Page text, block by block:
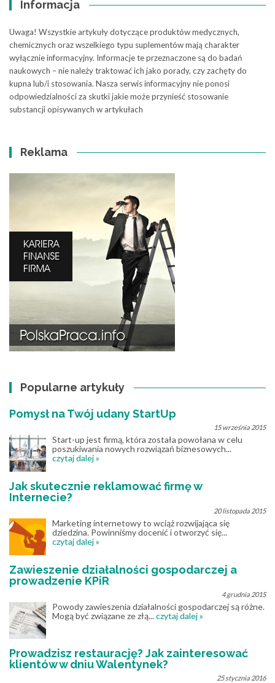
Informacja
Uwaga! Wszystkie artykuły dotyczące produktów medycznych,
chemicznych oraz wszelkiego typu suplementów mają charakter
wyłącznie informacyjny. Informacje te przeznaczone są do badań
naukowych – nie należy traktować ich jako porady, czy zachęty do
kupna lub/i stosowania. Nasza serwis informacyjny nie ponosi
odpowiedzialności za skutki jakie może przynieść stosowanie
substancji opisywanych w artykułach
Reklama
Popularne artykuły
Pomysł na Twój udany StartUp
15 września 2015
Start-up jest firmą, która została powołana w celu
poszukiwania nowych rozwiązań biznesowych...
czytaj dalej »
Jak skutecznie reklamować firmę w
Internecie?
20 listopada 2015
Marketing internetowy to wciąż rozwijająca się
dziedzina. Powinniśmy docenić i otworzyć się...
czytaj dalej »
Zawieszenie działalności gospodarczej a
prowadzenie KPiR
4 grudnia 2015
Powody zawieszenia działalności gospodarczej są różne.
Mogą być związane ze złą...czytaj dalej »
Prowadzisz restaurację? Jak zainteresować
klientów w dniu Walentynek?
25 stycznia 2016